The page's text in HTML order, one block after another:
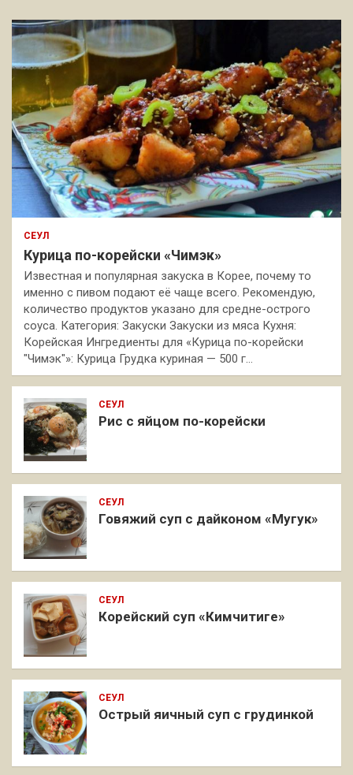
СЕУЛ
Курица по-корейски «Чимэк»
Известная и популярная закуска в Корее, почему то
именно с пивом подают её чаще всего. Рекомендую,
количество продуктов указано для средне-острого
соуса. Категория: Закуски Закуски из мяса Кухня:
Корейская Ингредиенты для «Курица по-корейски
"Чимэк"»: Курица Грудка куриная — 500 г…
СЕУЛ
Рис с яйцом по-корейски
СЕУЛ
Говяжий суп с дайконом «Мугук»
СЕУЛ
Корейский суп «Кимчитиге»
СЕУЛ
Острый яичный суп с грудинкой